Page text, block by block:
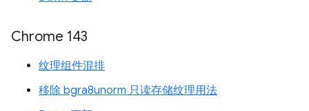
Chrome 143
纹理组件混排
移除 bgra8unorm 只读存储纹理用法